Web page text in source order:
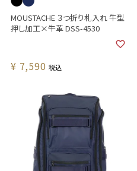
MOUSTACHE ３つ折り札入れ 牛型
押し加工×牛革 DSS-4530
¥ 7,590 税込